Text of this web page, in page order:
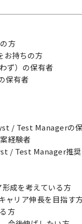
方
お持ちの方
ず）の保有者
保有者
/ Test Managerの
経験者
/ Test Manager推奨
成を考えている方
ャリア伸長を目指す
方